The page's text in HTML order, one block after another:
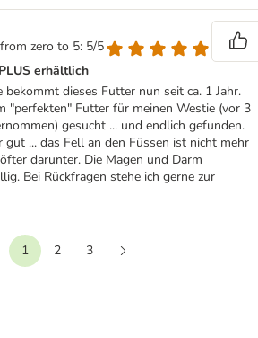
zero to 5: 5/5
erhältlich
dieses Futter nun seit ca. 1 Jahr.
"perfekten" Futter für meinen Westie (vor 3
gesucht ... und endlich gefunden.
gut ... das Fell an den Füssen ist nicht mehr
darunter. Die Magen und Darm
Bei Rückfragen stehe ich gerne zur
1 2
3